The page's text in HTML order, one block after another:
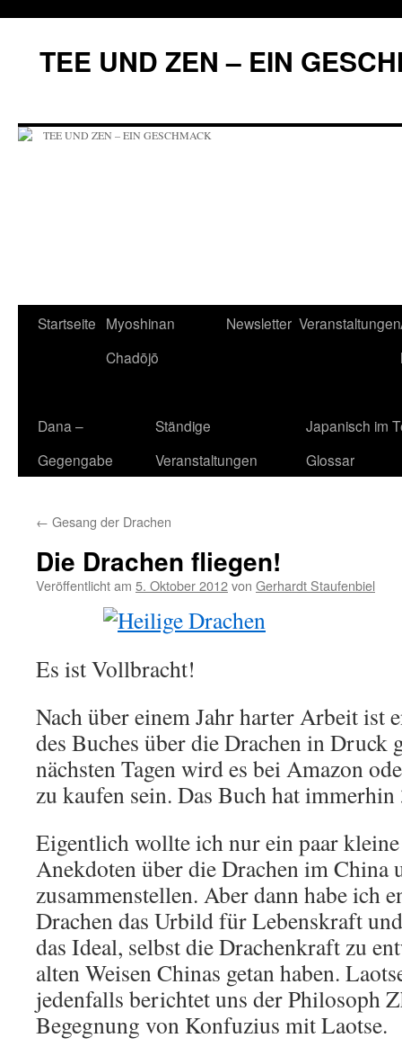
springen
TEE UND ZEN – EIN
Startseite Myoshinan
Chadōjō
Newsletter Veranstaltungen
Dana –
Gegengabe
Ständige
Veranstaltungen
Japanisch im
Glossar
← Gesang der Drachen
Die Drachen fliegen!
Veröffentlicht am 5. Oktober 2012von Gerhardt Staufenbiel
Es ist Vollbracht!
Nach über einem Jahr harter Arbeit ist
des Buches über die Drachen in Druck
nächsten Tagen wird es bei Amazon
zu kaufen sein. Das Buch hat immerhin
Eigentlich wollte ich nur ein paar
Anekdoten über die Drachen im China
zusammenstellen. Aber dann habe ich
Drachen das Urbild für Lebenskraft
das Ideal, selbst die Drachenkraft zu
alten Weisen Chinas getan haben.
jedenfalls berichtet uns der Philosoph
Begegnung von Konfuzius mit Laotse.